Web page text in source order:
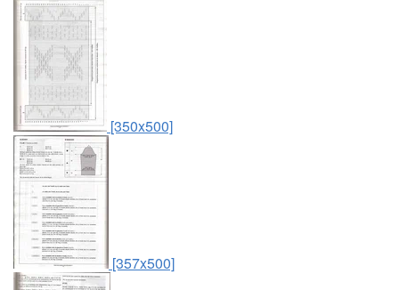
[350x500]
[357x500]